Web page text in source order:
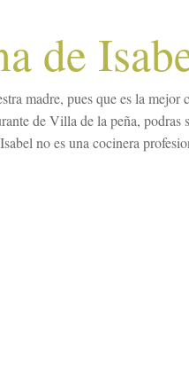
de
madre, pues que es la mejor
de Villa de la peña, podras
no es una cocinera